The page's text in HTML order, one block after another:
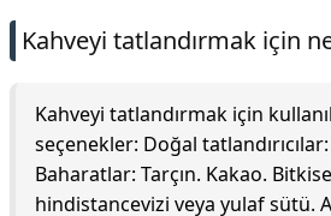
Kahveyi tatlandırmak için
Kahveyi tatlandırmak için
seçenekler: Doğal
Baharatlar: Tarçın. Kakao.
hindistancevizi veya yulaf sütü.